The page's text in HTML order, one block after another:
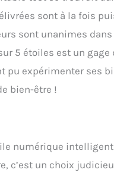
sont à la fois
sont unanimes dans
5 étoiles est un
pu expérimenter ses
bien-être !
numérique
c’est un choix